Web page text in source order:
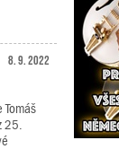
8. 9. 2022
25.